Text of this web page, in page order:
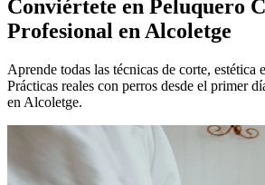
Conviértete en Peluquero
Profesional en Alcoletge
Aprende todas las técnicas de corte, estética
Prácticas reales con perros desde el primer
en Alcoletge.